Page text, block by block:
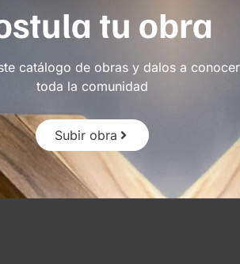
tu obra
catálogo de obras y dalos a
toda la comunidad
Subir obra